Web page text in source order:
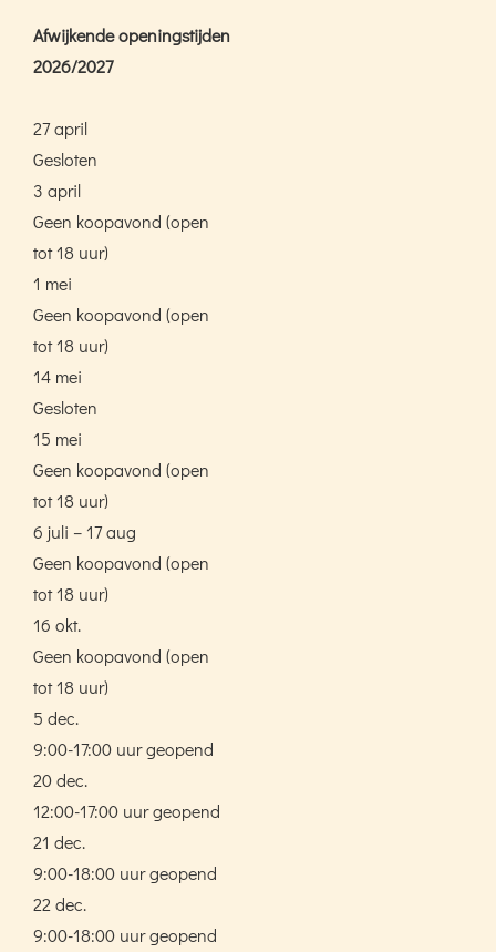
Afwijkende openingstijden
2026/2027
27 april
Gesloten
3 april
Geen koopavond (open
tot 18 uur)
1 mei
Geen koopavond (open
tot 18 uur)
14 mei
Gesloten
15 mei
Geen koopavond (open
tot 18 uur)
6 juli – 17 aug
Geen koopavond (open
tot 18 uur)
16 okt.
Geen koopavond (open
tot 18 uur)
5 dec.
9:00-17:00 uur geopend
20 dec.
12:00-17:00 uur geopend
21 dec.
9:00-18:00 uur geopend
22 dec.
9:00-18:00 uur geopend